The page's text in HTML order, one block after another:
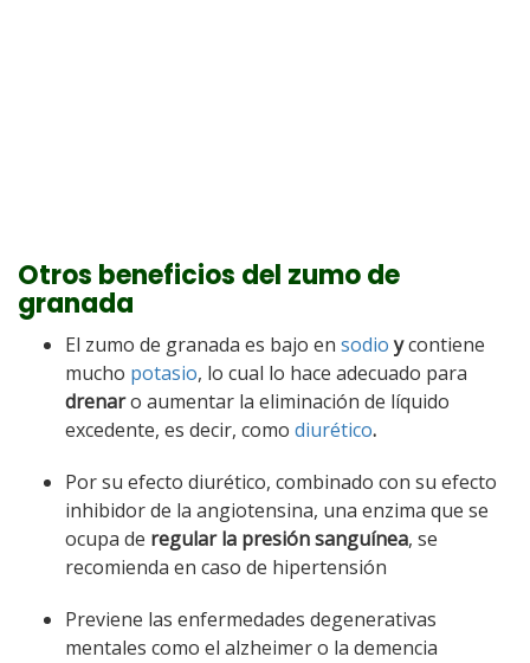
Otros beneficios del zumo de
granada
El zumo de granada es bajo en sodio ycontiene
mucho potasio, lo cual lo hace adecuado para
drenaro aumentar la eliminación de líquido
excedente, es decir, como diurético.
Por su efecto diurético, combinado con su efecto
inhibidor de la angiotensina, una enzima que se
ocupa de regular la presión sanguínea, se
recomienda en caso de hipertensión
Previene las enfermedades degenerativas
mentales como el alzheimer o la demencia